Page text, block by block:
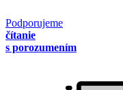
Podporujeme
čítanie
s porozumením